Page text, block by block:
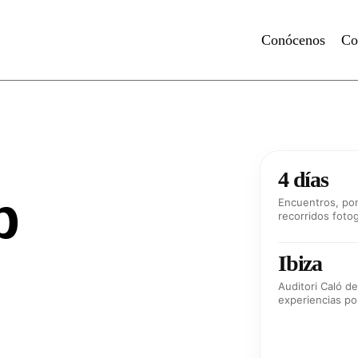
Conócenos
4 días
Encuentros,
recorridos
Ibiza
Auditori Caló de
experiencias